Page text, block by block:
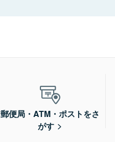
郵便局・ATM・ポストをさ
がす